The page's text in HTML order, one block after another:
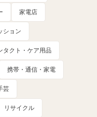
家電店
ション
タクト・ケア用品
携帯・通信・家電
芸
リサイクル